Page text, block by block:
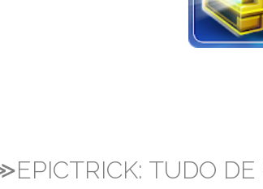
TUDO